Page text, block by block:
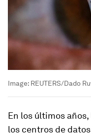
Image: REUTERS/Dado
En los últimos
los centros de